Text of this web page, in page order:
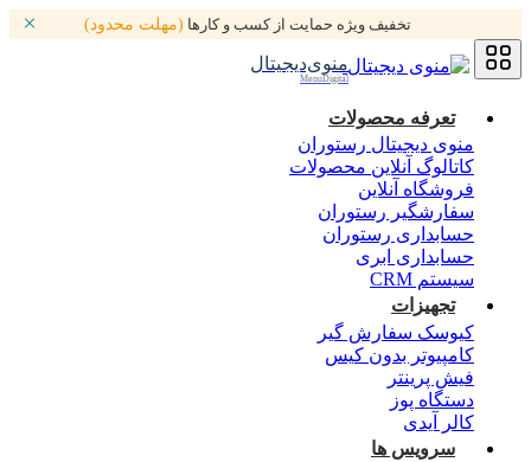
تخفیف ویژه حمایت از کسب و کارها (مهلت محدود)
منوی‌دیجیتال
MenuDigital
تعرفه محصولات
منوی دیجیتال رستوران
کاتالوگ آنلاین محصولات
فروشگاه آنلاین
سفارشگیر رستوران
حسابداری رستوران
حسابداری ابری
سیستم CRM
تجهیزات
کیوسک سفارش گیر
کامپیوتر بدون کیس
فیش پرینتر
دستگاه پوز
کالر آیدی
سرویس ها